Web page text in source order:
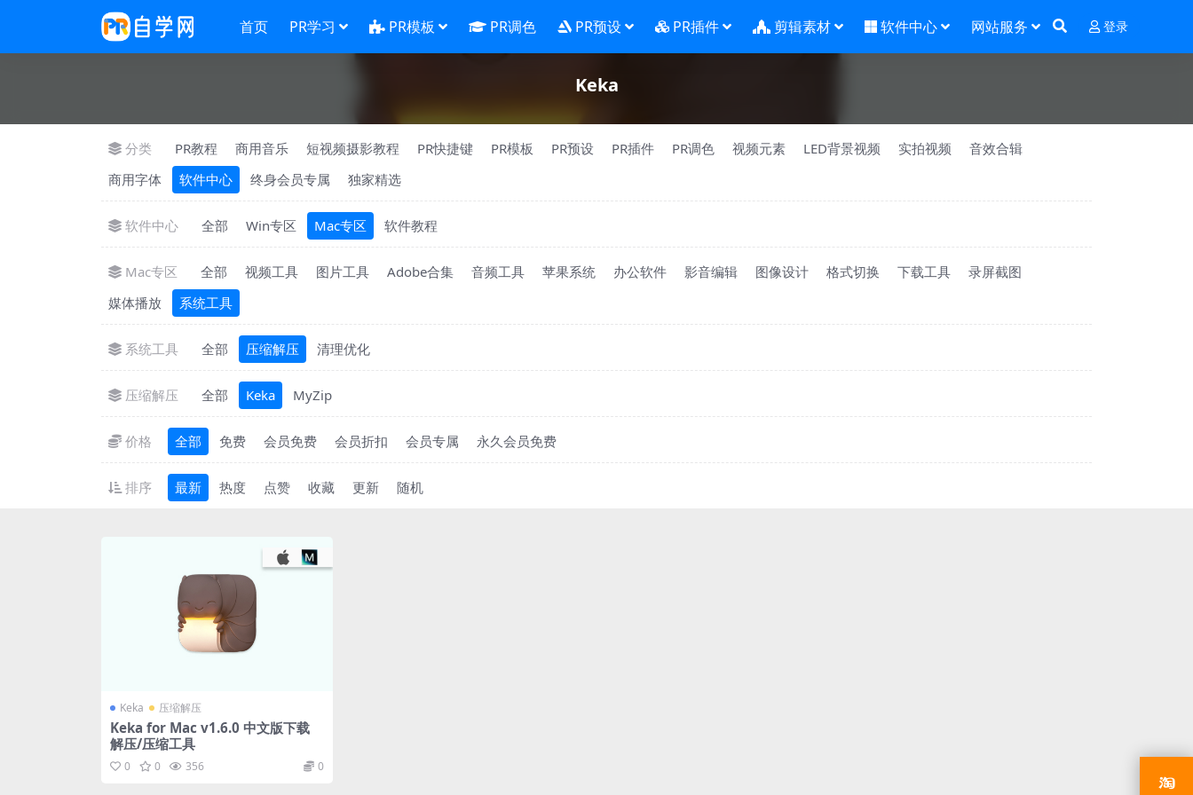
首页 PR学习 PR模板 PR调色 PR预设 PR插件 剪辑素材 软件中心 网站服务 登录
Keka
分类 PR教程 商用音乐 短视频摄影教程 PR快捷键 PR模板 PR预设 PR插件 PR调色 视频元素 LED背景视频 实拍视频
音效合辑
商用字体
软件中心 终身会员专属 独家精选
软件中心 全部 Win专区 Mac专区 软件教程
Mac专区 全部 视频工具 图片工具 Adobe合集 音频工具 苹果系统 办公软件 影音编辑 图像设计 格式切换 下载工具
录屏截图
媒体播放
系统工具
系统工具 全部 压缩解压 清理优化
压缩解压 全部 Keka MyZip
价格 全部 免费 会员免费 会员折扣 会员专属 永久会员免费
排序 最新 热度 点赞 收藏 更新 随机
Keka 压缩解压
Keka for Mac v1.6.0 中文版下载
解压/压缩工具
0 0 356 0